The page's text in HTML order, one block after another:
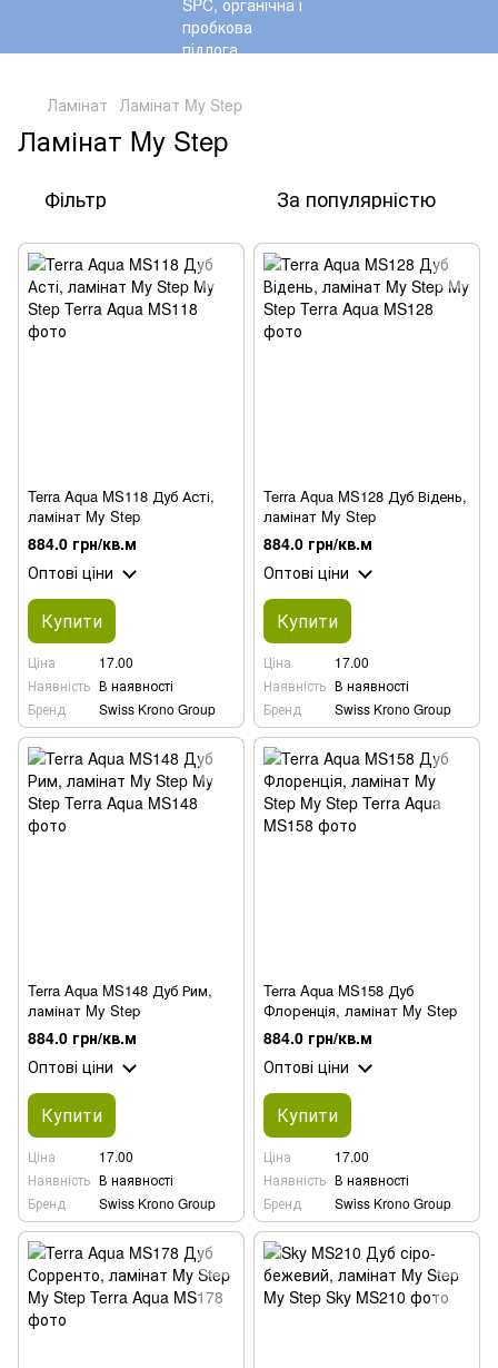
Ламінат Ламінат My Step
Ламінат My Step
Фільтр За популярністю
Terra Aqua MS118 Дуб Асті,
ламінат My Step
884.0 грн/кв.м
Оптові ціни
Купити
Ціна
17.00
Наявність В наявності
Бренд
Swiss Krono Group
Terra Aqua MS128 Дуб Відень,
ламінат My Step
884.0 грн/кв.м
Оптові ціни
Купити
Ціна
17.00
Наявність В наявності
Бренд
Swiss Krono Group
Terra Aqua MS148 Дуб Рим,
ламінат My Step
884.0 грн/кв.м
Оптові ціни
Купити
Ціна
17.00
Наявність В наявності
Бренд
Swiss Krono Group
Terra Aqua MS158 Дуб
Флоренція, ламінат My Step
884.0 грн/кв.м
Оптові ціни
Купити
Ціна
17.00
Наявність В наявності
Бренд
Swiss Krono Group